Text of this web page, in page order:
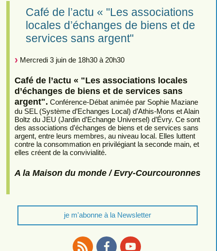
Café de l’actu « "Les associations
locales d’échanges de biens et de
services sans argent"
Mercredi 3 juin de 18h30 à 20h30
Café de l’actu « "Les associations locales
d’échanges de biens et de services sans
argent". Conférence-Débat animée par Sophie Maziane
du SEL (Système d’Echanges Local) d’Athis-Mons et Alain
Boltz du JEU (Jardin d’Echange Universel) d’Évry. Ce sont
des associations d’échanges de biens et de services sans
argent, entre leurs membres, au niveau local. Elles luttent
contre la consommation en privilégiant la seconde main, et
elles créent de la convivialité.
A la Maison du monde / Evry-Courcouronnes
je m'abonne à la Newsletter